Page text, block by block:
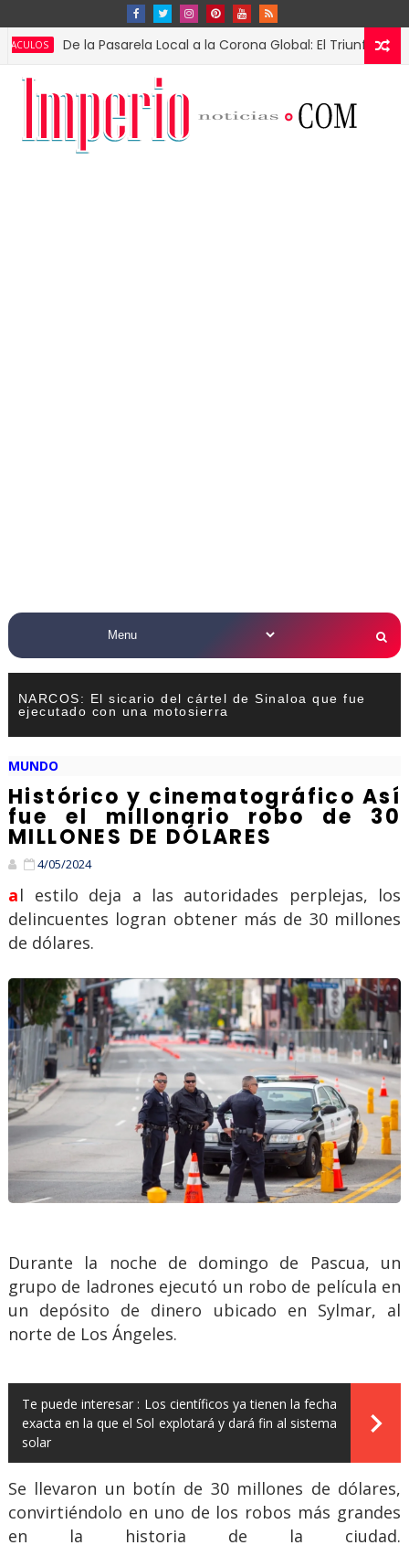
De la Pasarela Local a la Corona Global: El Triunfo de Fátima
NARCOS: El sicario del cártel de Sinaloa que fue
ejecutado con una motosierra
MUNDO
Histórico y cinematográfico Así
fue el millonario robo de 30
MILLONES DE DÓLARES
4/05/2024
al estilo deja a las autoridades perplejas, los
delincuentes logran obtener más de 30 millones
de dólares.
Durante la noche de domingo de Pascua, un
grupo de ladrones ejecutó un robo de película en
un depósito de dinero ubicado en Sylmar, al
norte de Los Ángeles.
Te puede interesar : Los científicos ya tienen la fecha
exacta en la que el Sol explotará y dará fin al sistema
solar
Se llevaron un botín de 30 millones de dólares,
convirtiéndolo en uno de los robos más grandes
en la historia de la ciudad.